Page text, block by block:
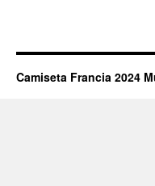
Camiseta Francia 2024